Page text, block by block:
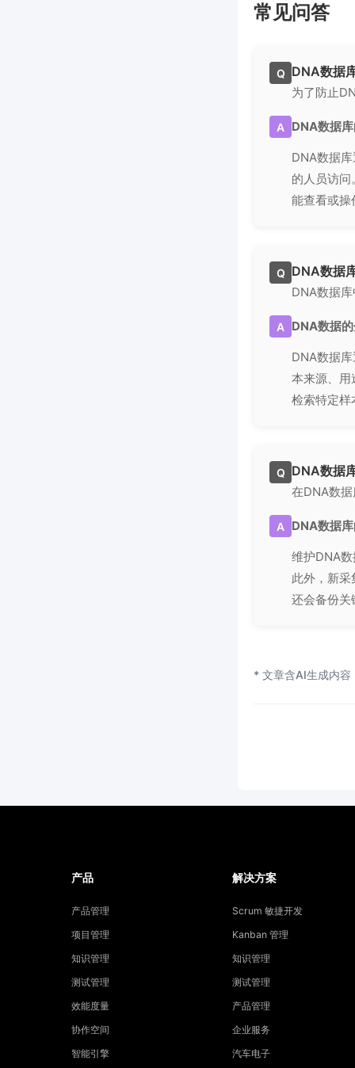
常见问答
Q DNA数据
为了防止
A DNA数据
DNA数据
的人员访
能查看或操
Q DNA数据
DNA数据
A DNA数据
DNA数据
本来源、用
检索特定样
Q DNA数据
在DNA数
A DNA数据
维护DNA
此外，新
还会备份关
* 文章含AI生成内容
产品
产品管理
项目管理
知识管理
测试管理
效能度量
协作空间
智能引擎
解决方案
Scrum 敏捷开发
Kanban 管理
知识管理
测试管理
产品管理
企业服务
汽车电子